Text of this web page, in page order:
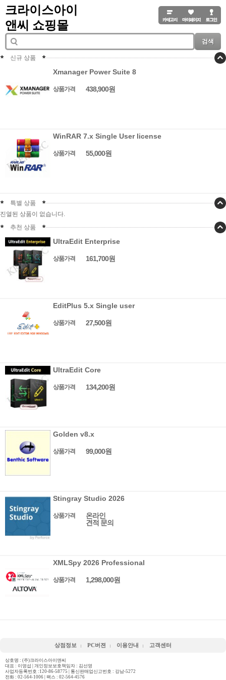
크라이스아이
앤씨 쇼핑몰
검색
신규 상품
Xmanager Power Suite 8
상품가격 438,900원
WinRAR 7.x Single User license
상품가격 55,000원
특별 상품
진열된 상품이 없습니다.
추천 상품
UltraEdit Enterprise
상품가격 161,700원
EditPlus 5.x Single user
상품가격 27,500원
UltraEdit Core
상품가격 134,200원
Golden v8.x
상품가격 99,000원
Stingray Studio 2026
상품가격
온라인
견적 문의
XMLSpy 2026 Professional
상품가격 1,298,000원
상점정보 PC버젼 이용안내 고객센터
상호명 : (주)크라이스아이앤씨
대표 : 이영섭 | 개인정보보호책임자 : 김선영
사업자등록번호 :120-86-58775 | 통신판매업신고번호 : 강남-5272
전화 : 02-564-1006 | 팩스 : 02-564-4576